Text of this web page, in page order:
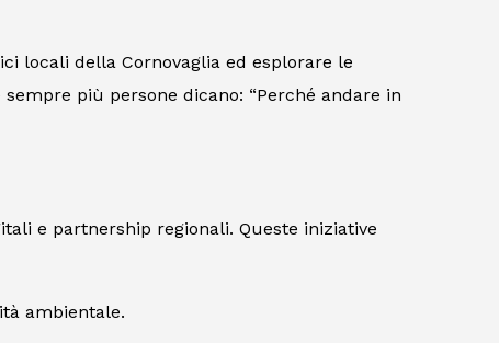
locali della Cornovaglia ed esplorare le
più persone dicano: “Perché andare in
e partnership regionali. Queste iniziative
ambientale.